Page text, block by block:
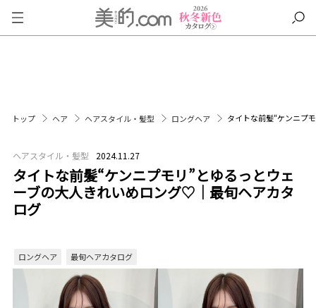
トップ ヘア ヘアスタイル・髪型 ロングヘア タイトな前髪“ケンニプ
ヘアスタイル・髪型 2024.11.27
タイトな前髪“ケンニプモリ”とゆるっとウェ
ーブの大人きれいめロング♡｜最旬ヘアカタ
ログ
ロングヘア 最旬ヘアカタログ